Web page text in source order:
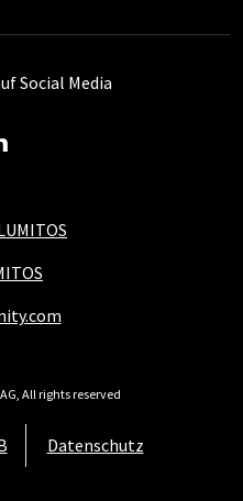
Datenschutz
Social Media
All rights reserved